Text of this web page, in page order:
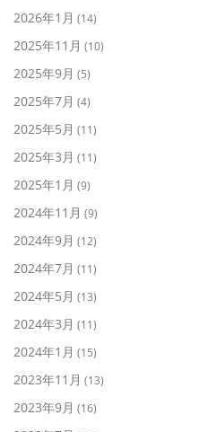
2026年1月 (14)
2025年11月 (10)
2025年9月 (5)
2025年7月 (4)
2025年5月 (11)
2025年3月 (11)
2025年1月 (9)
2024年11月 (9)
2024年9月 (12)
2024年7月 (11)
2024年5月 (13)
2024年3月 (11)
2024年1月 (15)
2023年11月 (13)
2023年9月 (16)